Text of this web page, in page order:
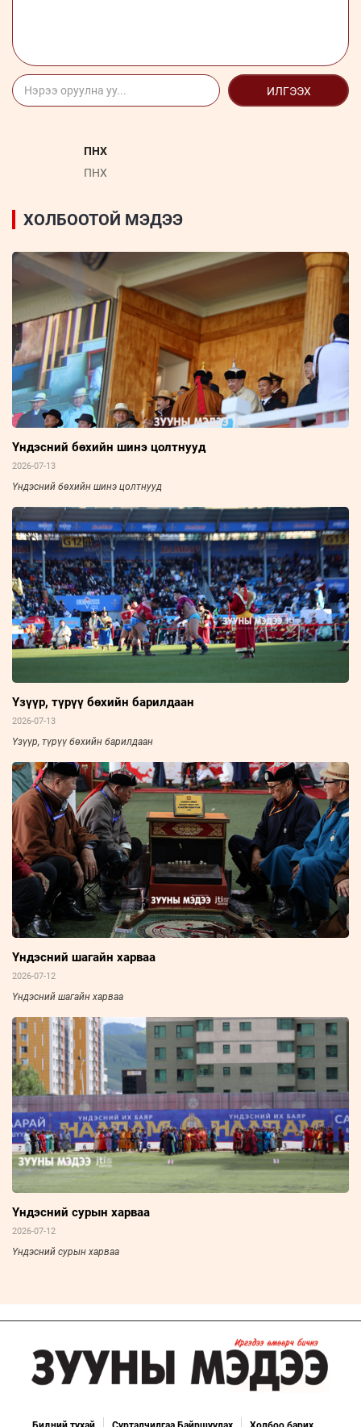
ИЛГЭЭХ
ПНХ
ПНХ
ХОЛБООТОЙ МЭДЭЭ
Үндэсний бөхийн шинэ цолтнууд
2026-07-13
Үндэсний бөхийн шинэ цолтнууд
Үзүүр, түрүү бөхийн барилдаан
2026-07-13
Үзүүр, түрүү бөхийн барилдаан
Үндэсний шагайн харваа
2026-07-12
Үндэсний шагайн харваа
Үндэсний сурын харваа
2026-07-12
Үндэсний сурын харваа